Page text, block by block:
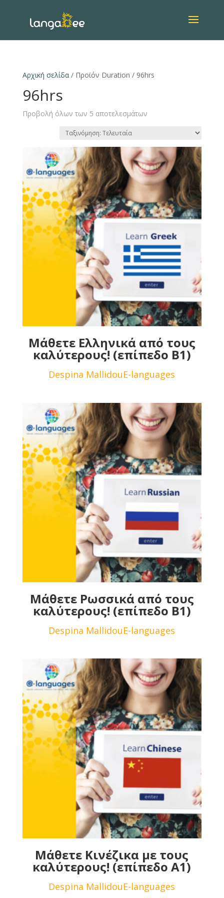
Αρχική σελίδα/ Προϊόν Duration / 96hrs
96hrs
Προβολή όλων των 5 αποτελεσμάτων
Μάθετε Ελληνικά από τους
καλύτερους! (επίπεδο Β1)
Despina MallidouE-languages
Μάθετε Ρωσσικά από τους
καλύτερους! (επίπεδο B1)
Despina MallidouE-languages
Μάθετε Κινέζικα με τους
καλύτερους! (επίπεδο Α1)
Despina MallidouE-languages